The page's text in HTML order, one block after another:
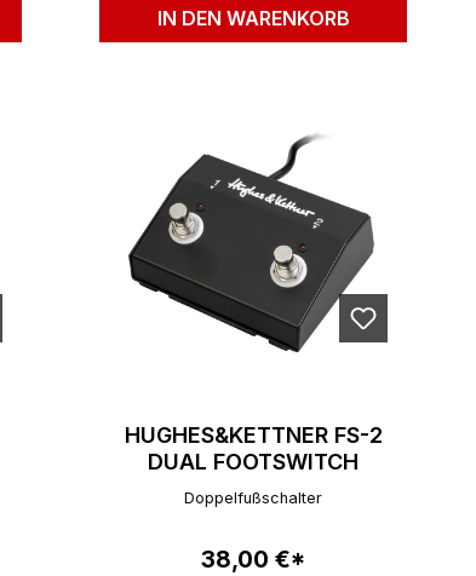
IN DEN WARENKORB
HUGHES&KETTNER FS-2
DUAL FOOTSWITCH
Doppelfußschalter
Regulärer Preis:
38,00 €*